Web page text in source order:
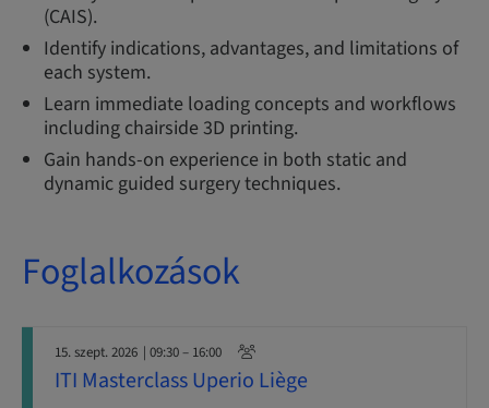
(CAIS).
Identify indications, advantages, and limitations of
each system.
Learn immediate loading concepts and workflows
including chairside 3D printing.
Gain hands-on experience in both static and
dynamic guided surgery techniques.
Foglalkozások
15. szept. 2026 | 09:30 – 16:00
ITI Masterclass Uperio Liège